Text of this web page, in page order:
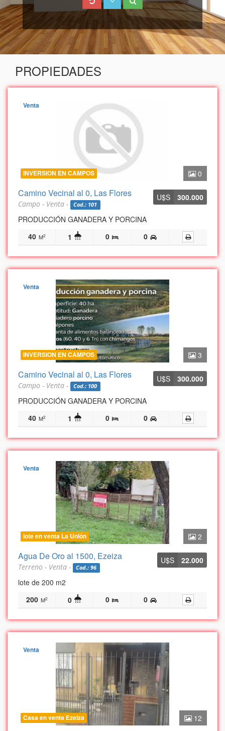
PROPIEDADES
0
Venta
INVERSION EN CAMPOS
U$S 300.000
Camino Vecinal al 0, Las Flores
Campo - Venta - Cod.: 101
PRODUCCIÓN GANADERA Y PORCINA
40 M2 1 0 0
3
Venta
INVERSION EN CAMPOS
U$S 300.000
Camino Vecinal al 0, Las Flores
Campo - Venta - Cod.: 100
PRODUCCIÓN GANADERA Y PORCINA
40 M2 1 0 0
2
Venta
lote en venta La Unión
U$S 22.000
Agua De Oro al 1500, Ezeiza
Terreno - Venta - Cod.: 96
lote de 200 m2
200 M2 0 0 0
12
Venta
Casa en venta Ezeiza